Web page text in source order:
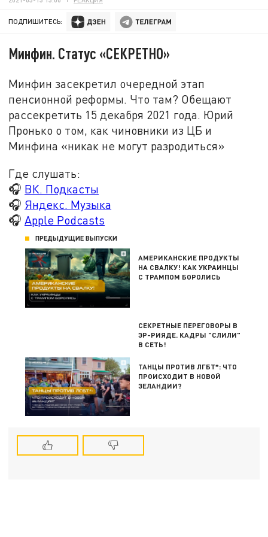
ПОДПИШИТЕСЬ:
Минфин. Статус «СЕКРЕТНО»
Минфин засекретил очередной этап
пенсионной реформы. Что там? Обещают
рассекретить 15 декабря 2021 года. Юрий
Пронько о том, как чиновники из ЦБ и
Минфина «никак не могут разродиться»
Где слушать:
🎧 ВК. Подкасты
🎧 Яндекс. Музыка
🎧 Apple Podcasts
ПРЕДЫДУЩИЕ ВЫПУСКИ
АМЕРИКАНСКИЕ ПРОДУКТЫ
НА СВАЛКУ! КАК УКРАИНЦЫ
С ТРАМПОМ БОРОЛИСЬ
СЕКРЕТНЫЕ ПЕРЕГОВОРЫ В
ЭР-РИЯДЕ. КАДРЫ "СЛИЛИ"
В СЕТЬ!
ТАНЦЫ ПРОТИВ ЛГБТ*: ЧТО
ПРОИСХОДИТ В НОВОЙ
ЗЕЛАНДИИ?